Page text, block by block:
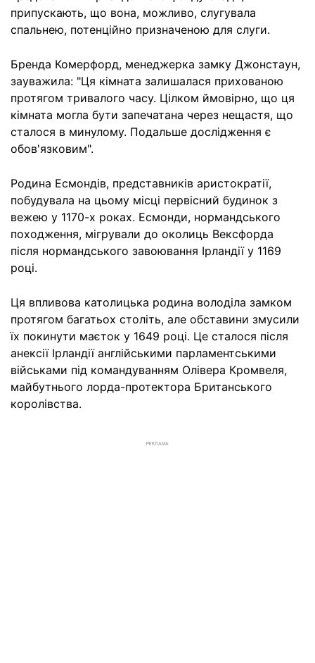
припускають, що вона, можливо, слугувала
спальнею, потенційно призначеною для слуги.
Бренда Комерфорд, менеджерка замку Джонстаун,
зауважила: "Ця кімната залишалася прихованою
протягом тривалого часу. Цілком ймовірно, що ця
кімната могла бути запечатана через нещастя, що
сталося в минулому. Подальше дослідження є
обов'язковим".
Родина Есмондів, представників аристократії,
побудувала на цьому місці первісний будинок з
вежею у 1170-х роках. Есмонди, нормандського
походження, мігрували до околиць Вексфорда
після нормандського завоювання Ірландії у 1169
році.
Ця впливова католицька родина володіла замком
протягом багатьох століть, але обставини змусили
їх покинути маєток у 1649 році. Це сталося після
анексії Ірландії англійськими парламентськими
військами під командуванням Олівера Кромвеля,
майбутнього лорда-протектора Британського
королівства.
РЕКЛАМА